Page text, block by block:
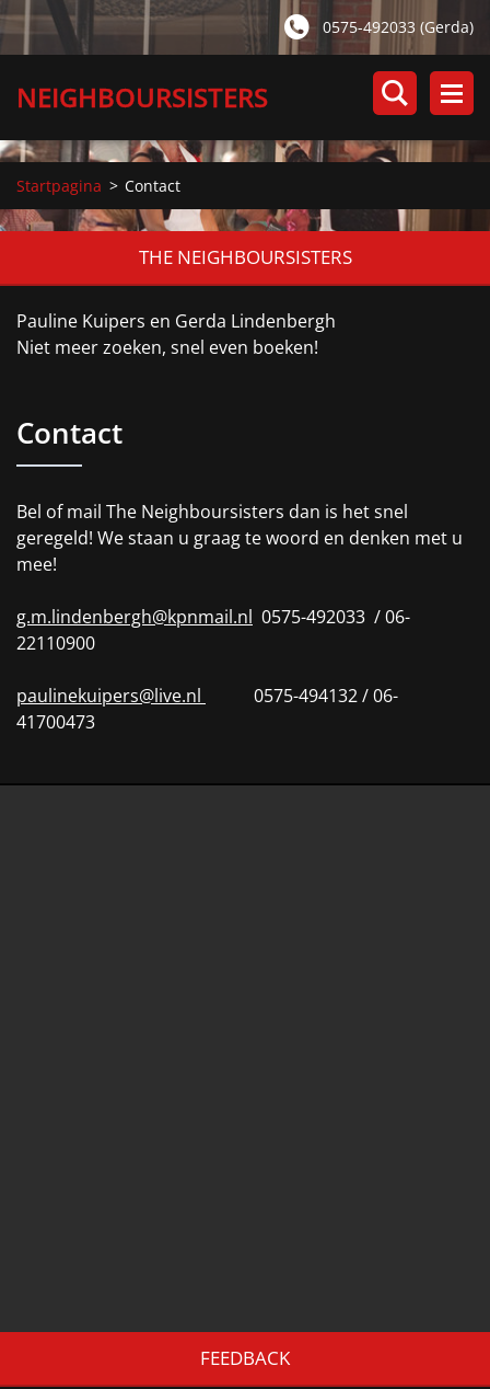
0575-492033 (Gerda)
NEIGHBOURSISTERS
Startpagina > Contact
THE NEIGHBOURSISTERS
Pauline Kuipers en Gerda Lindenbergh
Niet meer zoeken, snel even boeken!
Contact
Bel of mail The Neighboursisters dan is het snel
geregeld! We staan u graag te woord en denken met u
mee!
g.m.lindenbergh@kpnmail.nl 0575-492033 / 06-
22110900
paulinekuipers@live.nl
0575-494132 / 06-
41700473
FEEDBACK